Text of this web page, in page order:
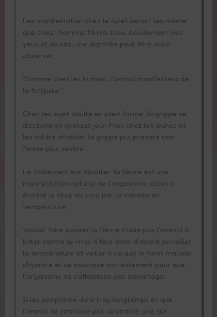
Informations
6 Lapins
Les manifestation chez le furet seront les même
que chez l'homme: fièvre, toux, écoulement des
yeux et du nez, une diarrhée peut être aussi
observer.
"Comme chez les humain, l'animal manifestera de
la fatiguée."
Chez les sujet adulte en plein forme, là grippe se
dissipera en quelque jour. Mais chez les jeunes et
les adulte affaiblie, la grippe put prendre une
forme plus sévère .
Le traitement est discuter: la fièvre est une
manifestation naturel de l'organisme visant à
éliminé le virus du corp par la montée en
température.
Vouloir faire baisser la fièvre n'aide pas l'animal à
lutter contre le virus. Il faut donc d'abord surveiller
la température et veiller à ce que le furet malade
s'hydrate et se nourrisse correctement pour que
l'organisme ne s'affaiblisse pas davantage.
Si les symptôme dure trop longtemps et que
l'animal ne retrouve pas sa vitalité, une sur